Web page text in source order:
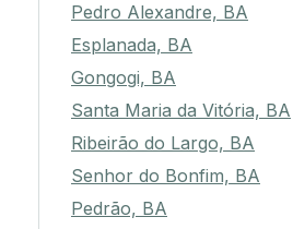
Pedro Alexandre, BA
Esplanada, BA
Gongogi, BA
Santa Maria da Vitória, BA
Ribeirão do Largo, BA
Senhor do Bonfim, BA
Pedrão, BA